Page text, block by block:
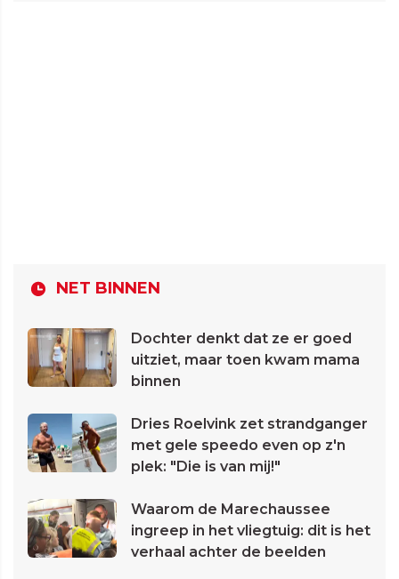
NET BINNEN
Dochter denkt dat ze er goed
uitziet, maar toen kwam mama
binnen
Dries Roelvink zet strandganger
met gele speedo even op z'n
plek: "Die is van mij!"
Waarom de Marechaussee
ingreep in het vliegtuig: dit is het
verhaal achter de beelden